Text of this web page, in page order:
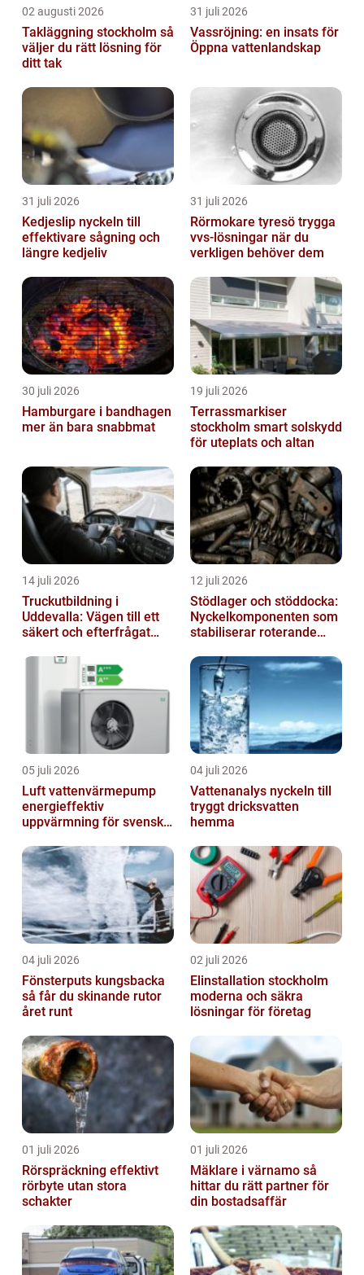
02 augusti 2026
Takläggning stockholm så
väljer du rätt lösning för
ditt tak
31 juli 2026
Vassröjning: en insats för
Öppna vattenlandskap
31 juli 2026
Kedjeslip nyckeln till
effektivare sågning och
längre kedjeliv
31 juli 2026
Rörmokare tyresö trygga
vvs-lösningar när du
verkligen behöver dem
30 juli 2026
Hamburgare i bandhagen
mer än bara snabbmat
19 juli 2026
Terrassmarkiser
stockholm smart solskydd
för uteplats och altan
14 juli 2026
Truckutbildning i
Uddevalla: Vägen till ett
säkert och efterfrågat
12 juli 2026
Stödlager och stöddocka:
Nyckelkomponenten som
stabiliserar roterande
05 juli 2026
Luft vattenvärmepump
energieffektiv
uppvärmning för svenska
04 juli 2026
Vattenanalys nyckeln till
tryggt dricksvatten
hemma
04 juli 2026
Fönsterputs kungsbacka
så får du skinande rutor
året runt
02 juli 2026
Elinstallation stockholm
moderna och säkra
lösningar för företag
01 juli 2026
Rörspräckning effektivt
rörbyte utan stora
schakter
01 juli 2026
Mäklare i värnamo så
hittar du rätt partner för
din bostadsaffär